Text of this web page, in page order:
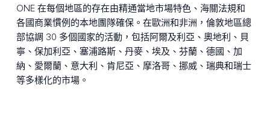
ONE 在每個地區的存在由精通當地市場特色、海關法規和
各國商業慣例的本地團隊確保。在歐洲和非洲，倫敦地區總
部協調 30 多個國家的活動，包括阿爾及利亞、奧地利、貝
寧、保加利亞、塞浦路斯、丹麥、埃及、芬蘭、德國、加
納、愛爾蘭、意大利、肯尼亞、摩洛哥、挪威、瑞典和瑞士
等多樣化的市場。